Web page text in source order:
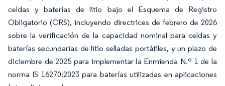
celdas y baterías de litio bajo el Esquema de Registro
Obligatorio (CRS), incluyendo directrices de febrero de 2026
sobre la verificación de la capacidad nominal para celdas y
baterías secundarias de litio selladas portátiles, y un plazo de
diciembre de 2025 para implementar la Enmienda N.º 1 de la
norma IS 16270:2023 para baterías utilizadas en aplicaciones